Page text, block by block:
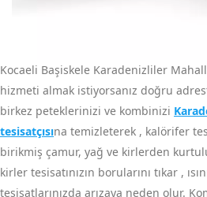
Kocaeli Başiskele Karadenizliler
hizmeti almak istiyorsanız doğru
birkez peteklerinizi ve kombinizi
tesisatçısına temizleterek , kalörifer
birikmiş çamur, yağ ve kirlerden
kirler tesisatınızın borularını tıkar ,
tesisatlarınızda arızaya neden olur.